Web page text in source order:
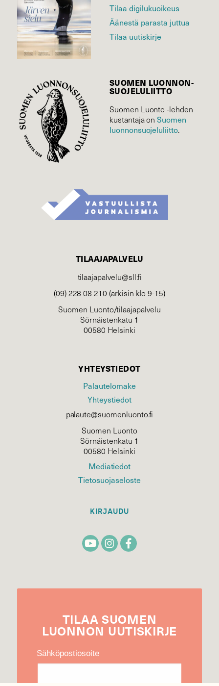
Tilaa digilukuoikeus
Äänestä parasta juttua
Tilaa uutiskirje
SUOMEN LUONNON­
SUOJELU­LIITTO
Suomen Luonto -lehden
kustantaja onSuomen
luonnonsuojelu­liitto.
TILAAJAPALVELU
tilaajapalvelu@sll.fi
(09) 228 08 210 (arkisin klo 9-15)
Suomen Luonto/tilaajapalvelu
Sörnäistenkatu 1
00580 Helsinki
YHTEYSTIEDOT
Palautelomake
Yhteystiedot
palaute@suomenluonto.fi
Suomen Luonto
Sörnäistenkatu 1
00580 Helsinki
Mediatiedot
Tietosuojaseloste
KIRJAUDU
TILAA SUOMEN
LUONNON UUTIS­KIRJE
Sähköpostiosoite